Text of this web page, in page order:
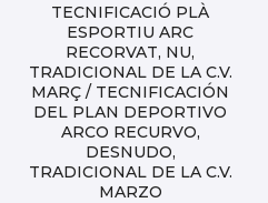
TECNIFICACIÓ PLÀ
ESPORTIU ARC
RECORVAT, NU,
TRADICIONAL DE LA C.V.
MARÇ / TECNIFICACIÓN
DEL PLAN DEPORTIVO
ARCO RECURVO,
DESNUDO,
TRADICIONAL DE LA C.V.
MARZO